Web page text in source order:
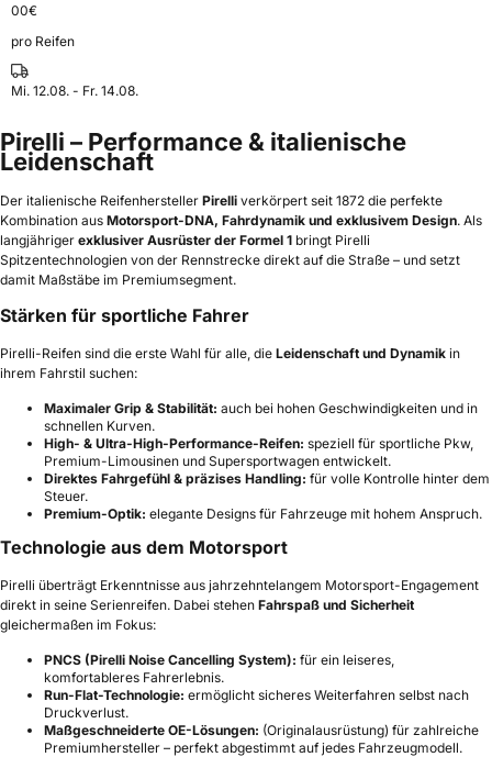
00€
pro Reifen
Mi. 12.08. - Fr. 14.08.
Pirelli – Performance & italienische
Leidenschaft
Der italienische Reifenhersteller Pirelli verkörpert seit 1872 die perfekte
Kombination aus Motorsport-DNA, Fahrdynamik und exklusivem Design. Als
langjähriger exklusiver Ausrüster der Formel 1 bringt Pirelli
Spitzentechnologien von der Rennstrecke direkt auf die Straße – und setzt
damit Maßstäbe im Premiumsegment.
Stärken für sportliche Fahrer
Pirelli-Reifen sind die erste Wahl für alle, die Leidenschaft und Dynamik in
ihrem Fahrstil suchen:
Maximaler Grip & Stabilität: auch bei hohen Geschwindigkeiten und in
schnellen Kurven.
High- & Ultra-High-Performance-Reifen: speziell für sportliche Pkw,
Premium-Limousinen und Supersportwagen entwickelt.
Direktes Fahrgefühl & präzises Handling: für volle Kontrolle hinter dem
Steuer.
Premium-Optik: elegante Designs für Fahrzeuge mit hohem Anspruch.
Technologie aus dem Motorsport
Pirelli überträgt Erkenntnisse aus jahrzehntelangem Motorsport-Engagement
direkt in seine Serienreifen. Dabei stehen Fahrspaß und Sicherheit
gleichermaßen im Fokus:
PNCS (Pirelli Noise Cancelling System): für ein leiseres,
komfortableres Fahrerlebnis.
Run-Flat-Technologie: ermöglicht sicheres Weiterfahren selbst nach
Druckverlust.
Maßgeschneiderte OE-Lösungen: (Originalausrüstung) für zahlreiche
Premiumhersteller – perfekt abgestimmt auf jedes Fahrzeugmodell.